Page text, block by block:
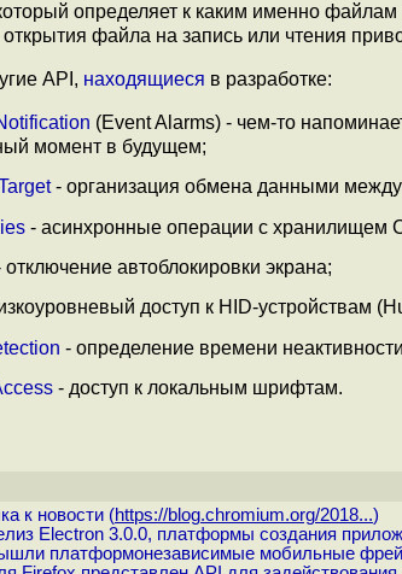
определяет к каким именно
файла на запись или чтения
API, находящиеся в разработке:
(Event Alarms) - чем-то
момент в будущем;
- организация обмена данными между
- асинхронные операции с хранилищем
отключение автоблокировки экрана;
доступ к HID-устройствам
- определение времени
- доступ к локальным шрифтам.
к новости (https://blog.chromium.org/2018...)
Electron 3.0.0, платформы создания
платформонезависимые мобильные